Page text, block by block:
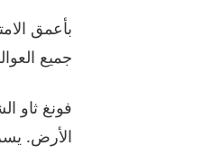
بأعمق
جميع
فونغ ثاو
الأرض.